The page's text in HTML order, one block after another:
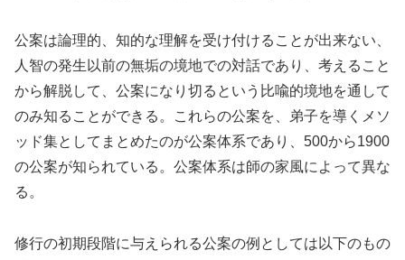
公案は論理的、知的な理解を受け付けることが出来ない、
人智の発生以前の無垢の境地での対話であり、考えること
から解脱して、公案になり切るという比喩的境地を通して
のみ知ることができる。これらの公案を、弟子を導くメソ
ッド集としてまとめたのが公案体系であり、500から1900
の公案が知られている。公案体系は師の家風によって異な
る。
修行の初期段階に与えられる公案の例としては以下のもの